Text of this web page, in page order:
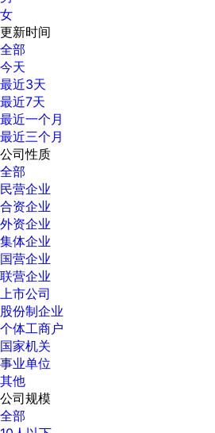
女
更新时间
全部
今天
最近3天
最近7天
最近一个月
最近三个月
公司性质
全部
民营企业
合资企业
外资企业
集体企业
国营企业
联营企业
上市公司
股份制企业
个体工商户
国家机关
事业单位
其他
公司规模
全部